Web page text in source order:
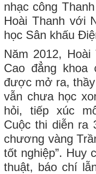
nhạc công
Hoài Thanh với
học Sân khấu
Năm 2012,
Cao đẳng khoa
được mở ra,
vẫn chưa học
hỏi, tiếp xúc
Cuộc thi diễn ra
chương vàng
tốt nghiệp”. Huy
thuật, báo chí